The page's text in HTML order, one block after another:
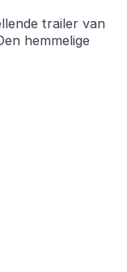
trailer van
hemmelige